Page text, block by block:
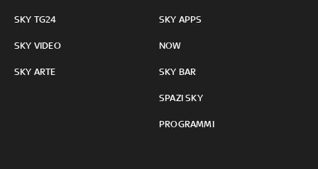
SKY TG24
SKY VIDEO
SKY ARTE
SKY APPS
NOW
SKY BAR
SPAZI SKY
PROGRAMMI